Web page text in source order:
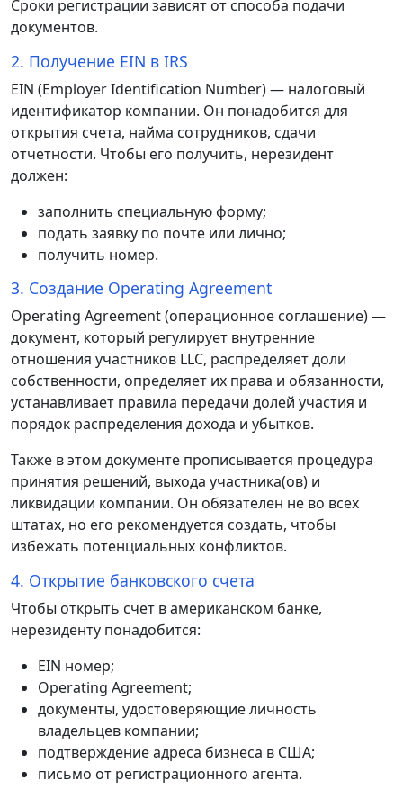
Сроки регистрации зависят от способа подачи
документов.
2. Получение EIN в IRS
EIN (Employer Identification Number) — налоговый
идентификатор компании. Он понадобится для
открытия счета, найма сотрудников, сдачи
отчетности. Чтобы его получить, нерезидент
должен:
заполнить специальную форму;
подать заявку по почте или лично;
получить номер.
3. Создание Operating Agreement
Operating Agreement (операционное соглашение) —
документ, который регулирует внутренние
отношения участников LLC, распределяет доли
собственности, определяет их права и обязанности,
устанавливает правила передачи долей участия и
порядок распределения дохода и убытков.
Также в этом документе прописывается процедура
принятия решений, выхода участника(ов) и
ликвидации компании. Он обязателен не во всех
штатах, но его рекомендуется создать, чтобы
избежать потенциальных конфликтов.
4. Открытие банковского счета
Чтобы открыть счет в американском банке,
нерезиденту понадобится:
EIN номер;
Operating Agreement;
документы, удостоверяющие личность
владельцев компании;
подтверждение адреса бизнеса в США;
письмо от регистрационного агента.